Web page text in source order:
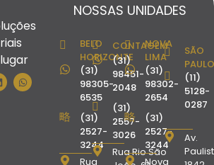
NOSSAS UNIDADES
BELO
HORIZONTE
(31)
98305-
6535
(31)
2527-
3244
Rua
CONTAGEM
(31)
98451-
2048
(31)
2557-
3026
Rua Rio São
NOVA
LIMA
(31)
98302-
2654
(31)
2527-
3244
Nova
SÃO
PAULO
(11)
5128-
0287
Av.